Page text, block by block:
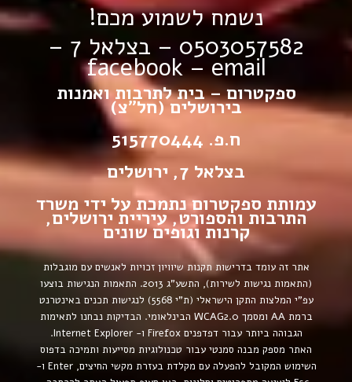
נשמח לשמוע מכם!
0503057582 – בצלאל 7 –
facebook–email
ספקטרום – בית לתרבות ואמנות
בירושלים (חל”צ)
ח.פ. 515770444
בצלאל 7, ירושלים
עמותת ספקטרום נתמכת על ידי משרד
התרבות והספורט, עיריית ירושלים,
קרנות וגופים שונים
אתר זה עומד בדרישות תקנות שיוויון זכויות לאנשים עם מוגבלות
(התאמות נגישות לשירות), התשע”ג 2013.
התאמות הנגישות בוצעו
עפ”י המלצות התקן הישראלי (ת”י 5568) לנגישות תכנים באינטרנט
ברמת AA ומסמך WCAG2.0 הבינלאומי.
הבדיקות נבחנו לתאימות
הגבוהה ביותר עבור דפדפנים Firefox ו- Internet Explorer.
האתר מספק מבנה סמנטי עבור טכנולוגיות מסייעות ותמיכה בדפוס
השימוש המקובל להפעלה עם מקלדת בעזרת מקשי החיצים, Enter ו-